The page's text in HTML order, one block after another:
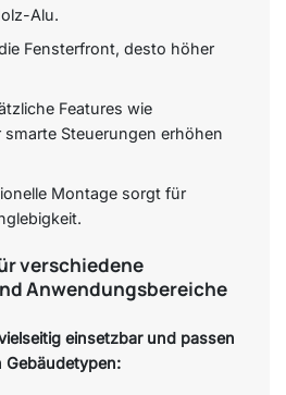
Alu.
Fensterfront, desto höher
Features wie
Steuerungen erhöhen
Montage sorgt für
verschiedene
Anwendungsbereiche
einsetzbar und passen
Gebäudetypen: